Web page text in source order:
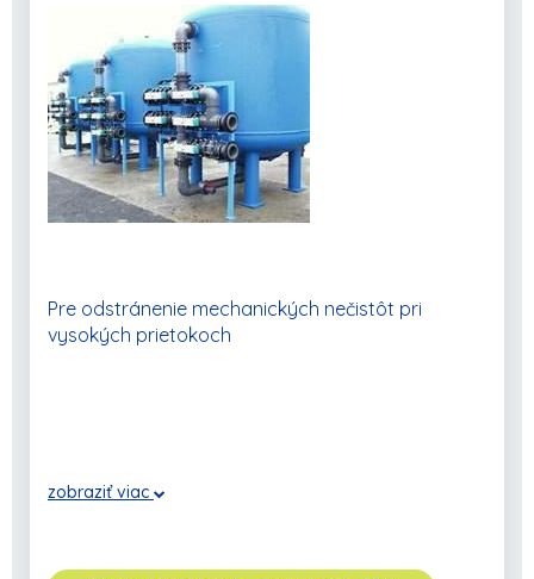
Pre odstránenie mechanických nečistôt pri
vysokých prietokoch
zobraziť viac
do košíka
POKRAČOVAŤ V NAKUPOVANÍ
spracováva,
počkajte prosím...